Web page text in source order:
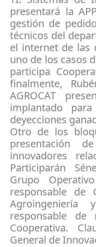
presentará la
gestión de
técnicos del
el internet de las
uno de los casos
participa
finalmente,
AGROCAT
implantado
deyecciones
Otro de los
presentación
innovadores
Participarán
Grupo
responsable de
Agroingeniería
responsable de
Cooperativa.
General de